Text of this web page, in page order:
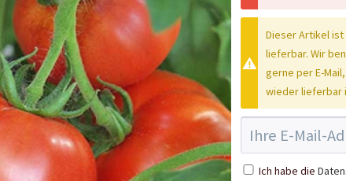
Dieser Artikel
lieferbar. Wir
gerne per E-
wieder lieferbar
Ich habe die